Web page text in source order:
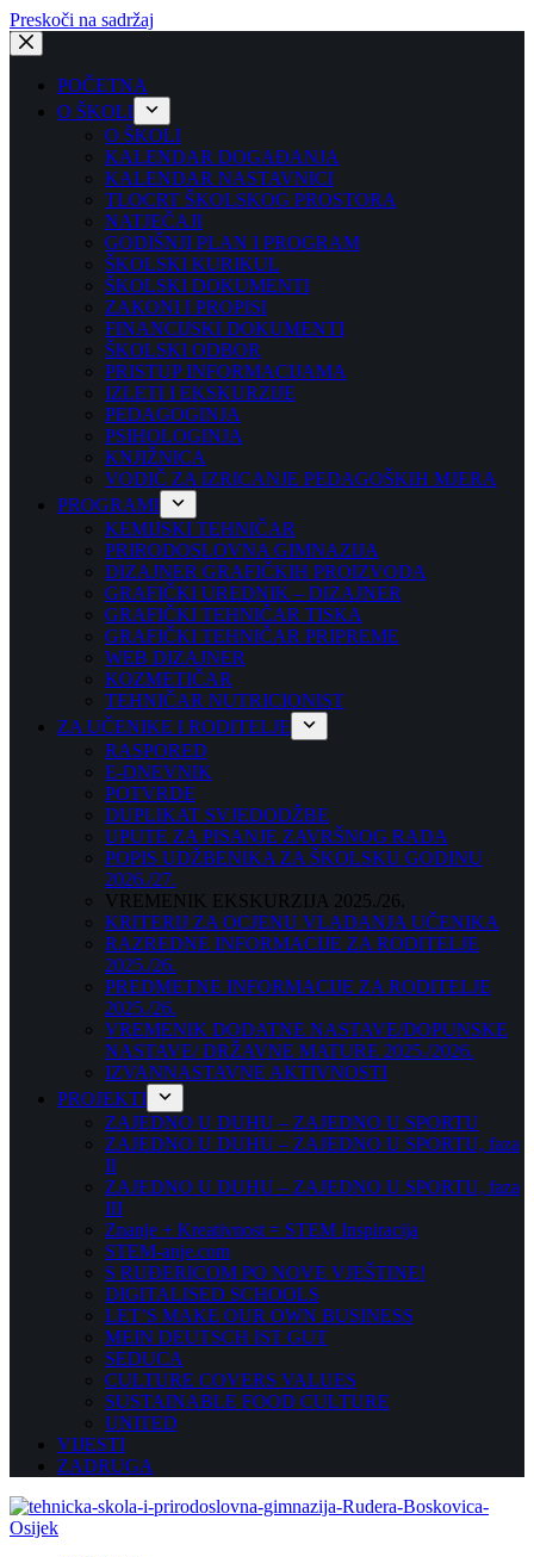
Preskoči na sadržaj
POČETNA
O ŠKOLI
O ŠKOLI
KALENDAR DOGAĐANJA
KALENDAR NASTAVNICI
TLOCRT ŠKOLSKOG PROSTORA
NATJEČAJI
GODIŠNJI PLAN I PROGRAM
ŠKOLSKI KURIKUL
ŠKOLSKI DOKUMENTI
ZAKONI I PROPISI
FINANCIJSKI DOKUMENTI
ŠKOLSKI ODBOR
PRISTUP INFORMACIJAMA
IZLETI I EKSKURZIJE
PEDAGOGINJA
PSIHOLOGINJA
KNJIŽNICA
VODIČ ZA IZRICANJE PEDAGOŠKIH MJERA
PROGRAMI
KEMIJSKI TEHNIČAR
PRIRODOSLOVNA GIMNAZIJA
DIZAJNER GRAFIČKIH PROIZVODA
GRAFIČKI UREDNIK – DIZAJNER
GRAFIČKI TEHNIČAR TISKA
GRAFIČKI TEHNIČAR PRIPREME
WEB DIZAJNER
KOZMETIČAR
TEHNIČAR NUTRICIONIST
ZA UČENIKE I RODITELJE
RASPORED
E-DNEVNIK
POTVRDE
DUPLIKAT SVJEDODŽBE
UPUTE ZA PISANJE ZAVRŠNOG RADA
POPIS UDŽBENIKA ZA ŠKOLSKU GODINU
2026./27.
VREMENIK EKSKURZIJA 2025./26.
KRITERIJ ZA OCJENU VLADANJA UČENIKA
RAZREDNE INFORMACIJE ZA RODITELJE
2025./26.
PREDMETNE INFORMACIJE ZA RODITELJE
2025./26.
VREMENIK DODATNE NASTAVE/DOPUNSKE
NASTAVE/ DRŽAVNE MATURE 2025./2026.
IZVANNASTAVNE AKTIVNOSTI
PROJEKTI
ZAJEDNO U DUHU – ZAJEDNO U SPORTU
ZAJEDNO U DUHU – ZAJEDNO U SPORTU, faza
II
ZAJEDNO U DUHU – ZAJEDNO U SPORTU, faza
III
Znanje + Kreativnost = STEM Inspiracija
STEM-anje.com
S RUĐERICOM PO NOVE VJEŠTINE!
DIGITALISED SCHOOLS
LET’S MAKE OUR OWN BUSINESS
MEIN DEUTSCH IST GUT
SEDUCA
CULTURE COVERS VALUES
SUSTAINABLE FOOD CULTURE
UNITED
VIJESTI
ZADRUGA